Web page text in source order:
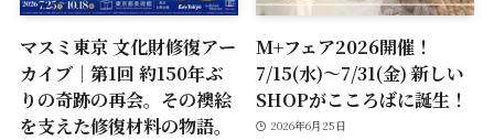
マスミ東京 文化財修復アー
カイブ｜第1回 約150年ぶ
りの奇跡の再会。その襖絵
を支えた修復材料の物語。
M+フェア2026開催！
7/15(水)～7/31(金) 新しい
SHOPがこころばに誕生！
2026年6月25日